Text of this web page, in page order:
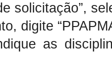
solicitação”,
digite
as